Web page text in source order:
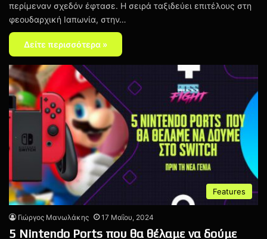
περίμεναν σχεδόν έφτασε. Η σειρά ταξιδεύει επιτέλους στη
φεουδαρχική Ιαπωνία, στην…
Δείτε περισσότερα »
Features
Γιώργος Μανωλάκης 17 Μαΐου, 2024
5 Nintendo Ports που θα θέλαμε να δούμε